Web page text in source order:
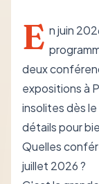
E n juin
deux
expositions à
insolites dès
détails pour
Quelles
juillet 2026 ?